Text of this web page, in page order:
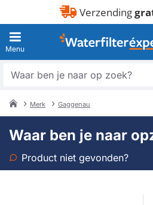
Verzending
Waar
zoek?
Merk Gaggenau
Waar ben je naar
Product niet gevonden?